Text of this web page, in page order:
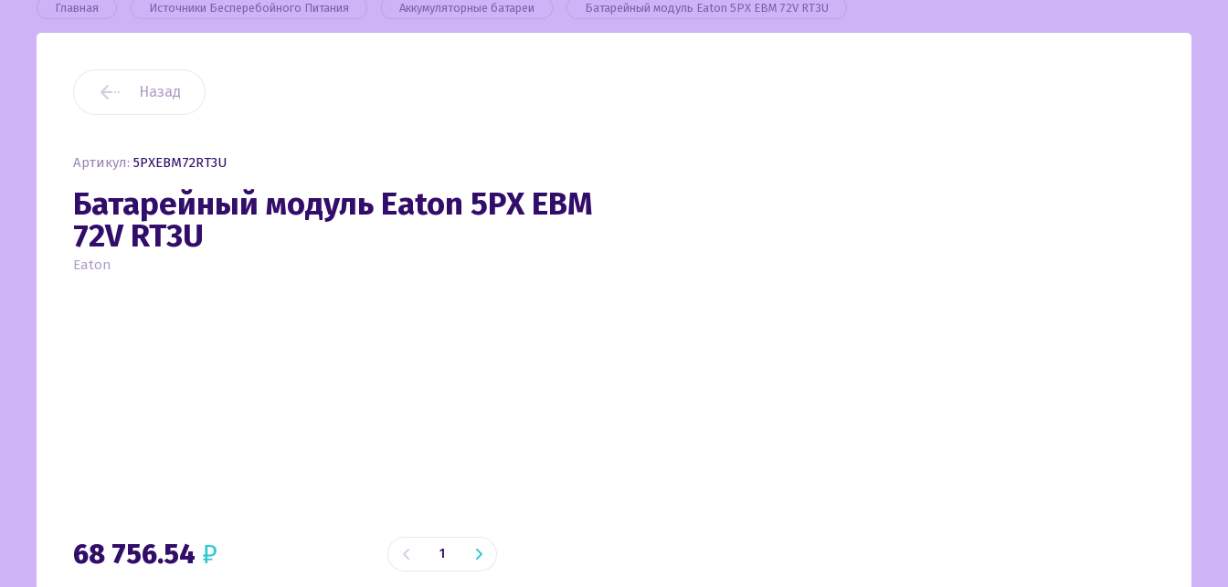
Главная Источники Бесперебойного Питания Аккумуляторные батареи Батарейный модуль Eaton 5PX EBM 72V RT3U
Назад
Артикул: 5PXEBM72RT3U
Батарейный модуль Eaton 5PX EBM
72V RT3U
Eaton
68 756.54 ₽